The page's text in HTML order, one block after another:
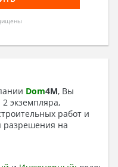
Dom4M, Вы
экземпляра,
работ и
разрешения на